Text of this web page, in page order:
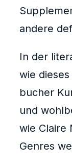
andere
In der
wie
bucher
und
wie Claire
Genres